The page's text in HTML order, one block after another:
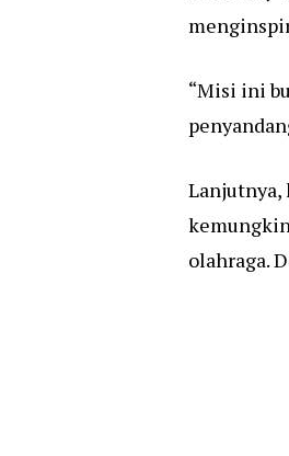
“Misi ini
olahraga.